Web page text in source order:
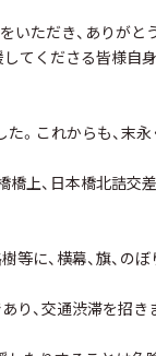
ただき、ありがと
てくださる皆様
。これからも、末
上、日本橋北詰交
に、横幕、旗、の
、交通渋滞を招き